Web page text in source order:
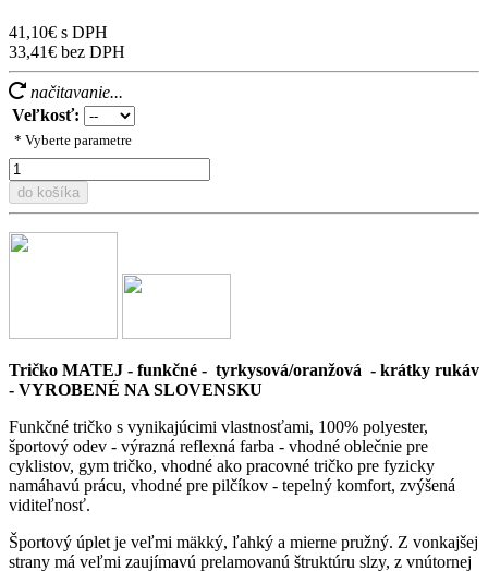
41,10€ s DPH
33,41€ bez DPH
načitavanie...
Veľkosť:
* Vyberte parametre
do košíka
Tričko MATEJ - funkčné - tyrkysová/oranžová - krátky rukáv
- VYROBENÉ NA SLOVENSKU
Funkčné tričko s vynikajúcimi vlastnosťami, 100% polyester,
športový odev - výrazná reflexná farba - vhodné oblečnie pre
cyklistov, gym tričko, vhodné ako pracovné tričko pre fyzicky
namáhavú prácu, vhodné pre pilčíkov - tepelný komfort, zvýšená
viditeľnosť.
Športový úplet je veľmi mäkký, ľahký a mierne pružný. Z vonkajšej
strany má veľmi zaujímavú prelamovanú štruktúru slzy, z vnútornej